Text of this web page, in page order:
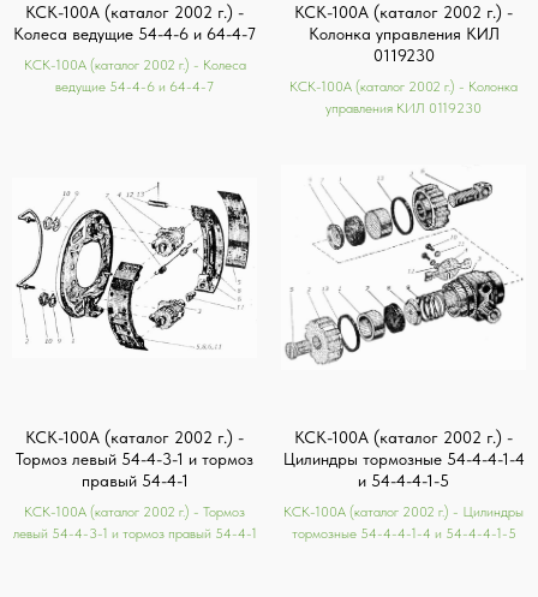
КСК-100А (каталог 2002 г.) -
Колеса ведущие 54-4-6 и 64-4-7
КСК-100А (каталог 2002 г.) - Колеса
ведущие 54-4-6 и 64-4-7
КСК-100А (каталог 2002 г.) -
Колонка управления КИЛ
0119230
КСК-100А (каталог 2002 г.) - Колонка
управления КИЛ 0119230
КСК-100А (каталог 2002 г.) -
Тормоз левый 54-4-3-1 и тормоз
правый 54-4-1
КСК-100А (каталог 2002 г.) - Тормоз
левый 54-4-3-1 и тормоз правый 54-4-1
КСК-100А (каталог 2002 г.) -
Цилиндры тормозные 54-4-4-1-4
и 54-4-4-1-5
КСК-100А (каталог 2002 г.) - Цилиндры
тормозные 54-4-4-1-4 и 54-4-4-1-5